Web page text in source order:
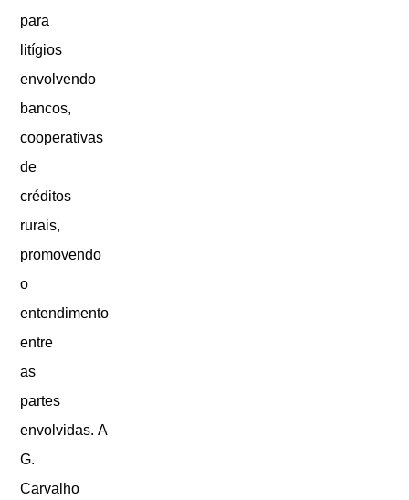
para
litígios
envolvendo
bancos,
cooperativas
de
créditos
rurais,
promovendo
o
entendimento
entre
as
partes
envolvidas.A
G.
Carvalho